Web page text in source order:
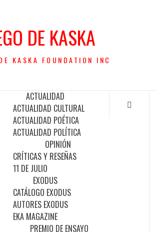
DE KASKA
KASKA FOUNDATION INC
ACTUALIDAD
ACTUALIDAD CULTURAL
ACTUALIDAD POÉTICA
ACTUALIDAD POLÍTICA
OPINIÓN
CRÍTICAS Y RESEÑAS
11 DE JULIO
EXODUS
CATÁLOGO EXODUS
AUTORES EXODUS
EKA MAGAZINE
PREMIO DE ENSAYO